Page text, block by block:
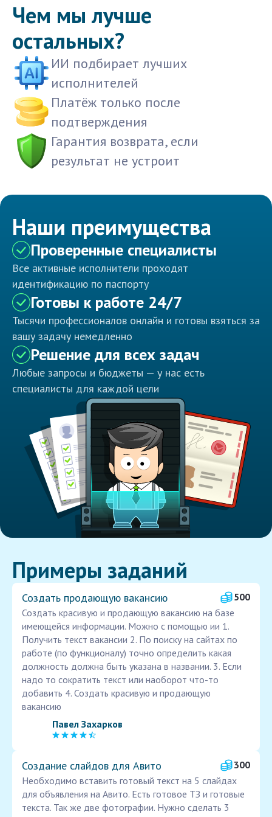
Чем мы лучше
остальных?
ИИ подбирает лучших
исполнителей
Платёж только после
подтверждения
Гарантия возврата, если
результат не устроит
Наши преимущества
Проверенные специалисты
Все активные исполнители проходят
идентификацию по паспорту
Готовы к работе 24/7
Тысячи профессионалов онлайн и готовы взяться за
вашу задачу немедленно
Решение для всех задач
Любые запросы и бюджеты — у нас есть
специалисты для каждой цели
Примеры заданий
Создать продающую вакансию
500
Создать красивую и продающую вакансию на базе
имеющейся информации. Можно с помощью ии 1.
Получить текст вакансии 2. По поиску на сайтах по
работе (по функционалу) точно определить какая
должность должна быть указана в названии. 3. Если
надо то сократить текст или наоборот что-то
добавить 4. Создать красивую и продающую
вакансию
Павел Захарков
Создание слайдов для Авито
300
Необходимо вставить готовый текст на 5 слайдах
для объявления на Авито. Есть готовое ТЗ и готовые
текста. Так же две фотографии. Нужно сделать 3